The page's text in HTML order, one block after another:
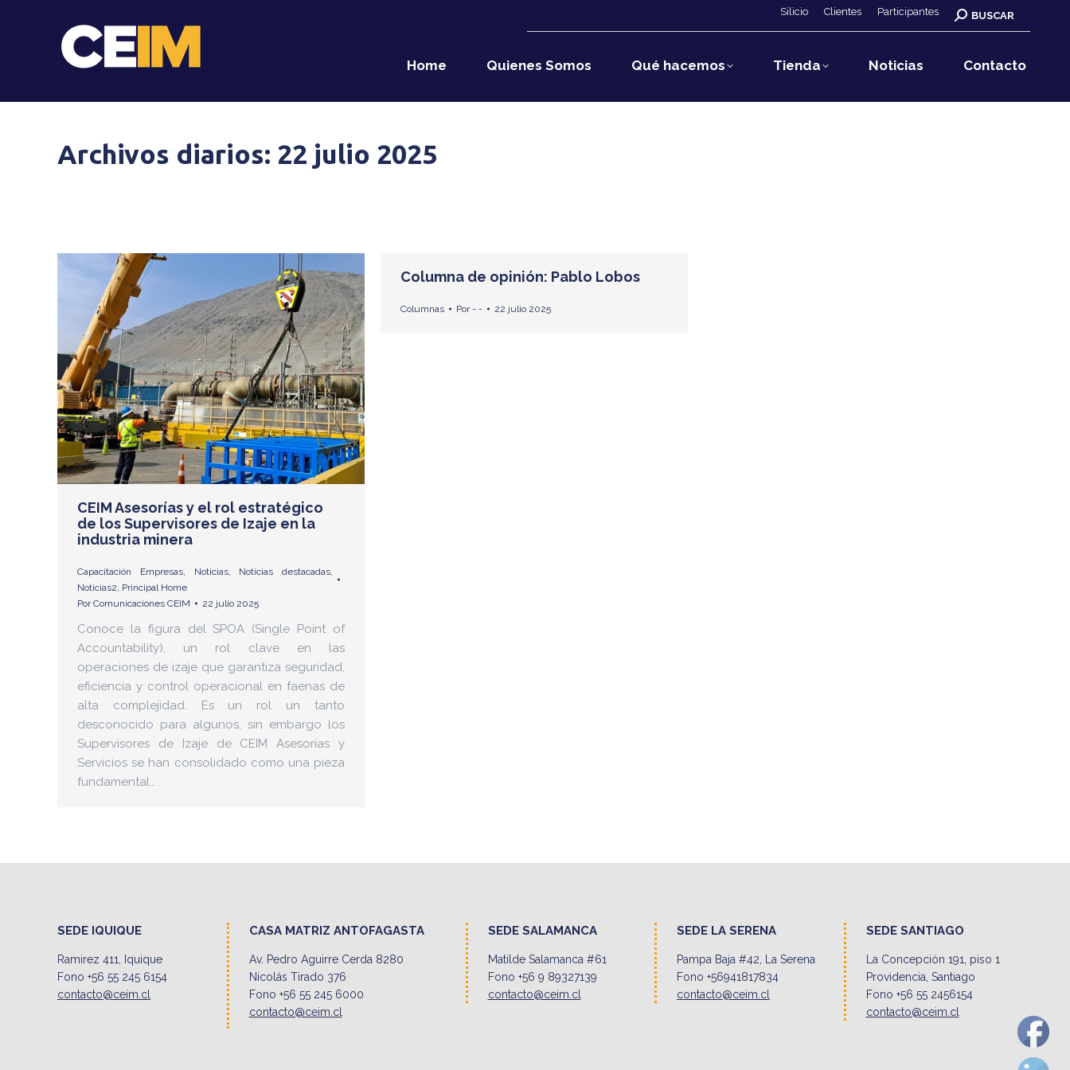
Silicio Clientes Participantes Buscar:
BUSCAR
Home Quienes Somos Qué hacemos Tienda Noticias Contacto
Archivos diarios: 22 julio 2025
CEIM Asesorías y el rol estratégico
de los Supervisores de Izaje en la
industria minera
Capacitación Empresas, Noticias, Noticias destacadas
Noticias2 Principal Home
PorComunicaciones CEIM 22 julio 2025
Conoce la figura del SPOA (Single Point of
Accountability), un rol clave en las
operaciones de izaje que garantiza seguridad,
eficiencia y control operacional en faenas de
alta complejidad. Es un rol un tanto
desconocido para algunos, sin embargo los
Supervisores de Izaje de CEIM Asesorías y
Servicios se han consolidado como una pieza
fundamental…
Columna de opinión: Pablo Lobos
Columnas Por- - 22 julio 2025
SEDE IQUIQUE
Ramirez 411, Iquique
Fono +56 55 245 6154
contacto@ceim.cl
CASA MATRIZ ANTOFAGASTA
Av. Pedro Aguirre Cerda 8280
Nicolás Tirado 376
Fono +56 55 245 6000
contacto@ceim.cl
SEDE SALAMANCA
Matilde Salamanca #61
Fono +56 9 89327139
contacto@ceim.cl
SEDE LA SERENA
Pampa Baja #42, La Serena
Fono +56941817834
contacto@ceim.cl
SEDE SANTIAGO
La Concepción 191, piso 1
Providencia, Santiago
Fono +56 55 2456154
contacto@ceim.cl